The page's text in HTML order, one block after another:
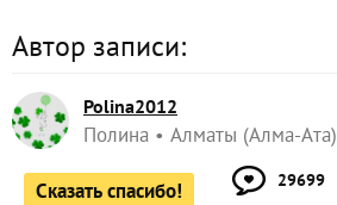
Автор записи:
Polina2012
Полина Алматы (Алма-Ата)
Сказать спасибо! 29699